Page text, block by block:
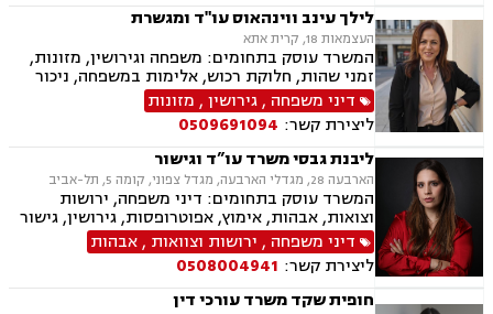
אלימות במשפחה, דיני חוזים, פינוי מושכר
לילך עינב ווינהאוס עו"ד ומגשרת
העצמאות 18, קרית אתא
המשרד עוסק בתחומים: משפחה וגירושין, מזונות,
זמני שהות, חלוקת רכוש, אלימות במשפחה, ניכור
הורי, גישור במשפחה, פירוק שיתוף, מעמד אישי,
ליטיגציה, צווי מניעה, הסכמי ממון, אחריות הורית,
קביעת גיל, אפוטרופסות, צוואות וירושות, ייפוי כוח
מתמשך, סכסוכי שכנים, חוזים והסכמים, פינוי
מושכר, לשון הרע, אסטרטגיה משפטית.
דיני משפחה ,גירושין, מזונות
ליצירת קשר: 0509691094
ליבנת גבסי משרד עו”ד וגישור
הארבעה 28, מגדלי הארבעה, מגדל צפוני, קומה 5, תל-אביב
המשרד עוסק בתחומים: דיני משפחה, ירושות
וצואות, אבהות, אימוץ, אפוטרופסות, גירושין, גישור
במשפחה, הורות חד מינית, הסכמי ממון, זמני שהות,
חטיפת ילדים, חלוקת רכוש, ידועים בציבור, ייפוי כוח
מתמשך, ייצוג קטינים, מזונות, מעמד אישי, תיאום
הורי, פונדקאות, נשואים אזרחיים, ניכור הורי,
דיני משפחה , ירושות וצוואות ,אבהות
ליצירת קשר: 0508004941
חופית שקד משרד עורכי דין